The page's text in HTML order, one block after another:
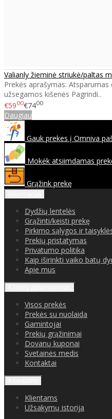
Valianly žieminė striukė/paltas
Prekės aprašymas:
užsegamos kišenės Pagrindi..
€5900€7400
Daugiau
Gauk prekes į Omniva
Mokėk atsiimdamas
Grąžink prekę
Dydžių lentelės
Grąžinti/keisti prekę
Pirkimo sąlygos ir
Prekių pristatymas
Privatumo politika
Kaip iširinkti vaiko batų
Apie mus
Visos prekės
Prekės su nuolaida
Gamintojai
Prekių grąžinimai
Dovanų kuponai
Svetainės medis
Kontaktai
Klientams
Užsakymų istorija